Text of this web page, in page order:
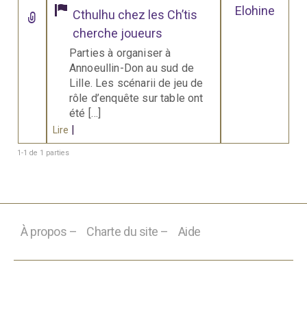
Cthulhu chez les Ch’tis
cherche joueurs
Parties à organiser à
Annoeullin-Don au sud de
Lille. Les scénarii de jeu de
rôle d’enquête sur table ont
été […]
Lire |
Elohine
1-1 de 1 parties
À propos – Charte du site – Aide